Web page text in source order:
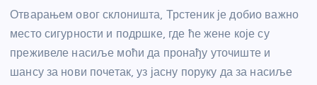
Отварањем овог склоништа, Трстеник је добио важно
место сигурности и подршке, где ће жене које су
преживеле насиље моћи да пронађу уточиште и
шансу за нови почетак, уз јасну поруку да за насиље